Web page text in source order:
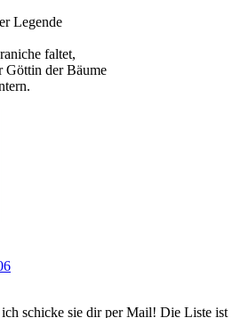
Legende
faltet,
Göttin der Bäume
schicke sie dir per Mail! Die Liste ist